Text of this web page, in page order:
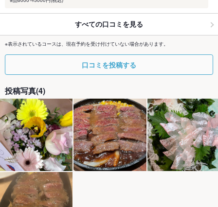
すべての口コミを見る
※表示されているコースは、現在予約を受け付けていない場合があります。
口コミを投稿する
投稿写真(4)